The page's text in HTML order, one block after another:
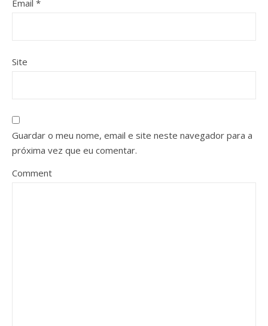
Email *
Site
Guardar o meu nome, email e site neste navegador para a
próxima vez que eu comentar.
Comment